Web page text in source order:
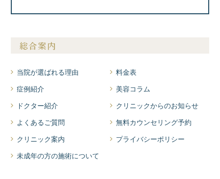
総合案内
当院が選ばれる理由
症例紹介
ドクター紹介
よくあるご質問
クリニック案内
未成年の方の施術について
料金表
美容コラム
クリニックからのお知らせ
無料カウンセリング予約
プライバシーポリシー